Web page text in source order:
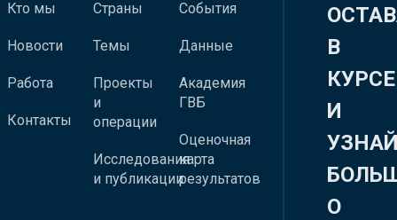
Кто мы
Новости
Работа
Контакты
Страны
Темы
Проекты
и
операции
Исследования
и публикации
События
Данные
Академия
ГВБ
Оценочная
карта
результатов
В
КУРСЕ
И
О